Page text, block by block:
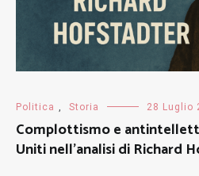
Politica Storia 28 Luglio
Complottismo e
Uniti nell’analisi di Richard